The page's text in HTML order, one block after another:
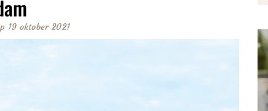
19 oktober 2021